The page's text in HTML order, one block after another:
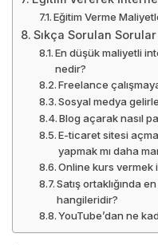
Eğitim Verme
Sıkça Sorulan Sorular
En düşük maliyetli
nedir?
Freelance
Sosyal medya
Blog açarak nasıl
E-ticaret sitesi
yapmak mı daha
Online kurs vermek
Satış ortaklığında
hangileridir?
YouTube’dan ne